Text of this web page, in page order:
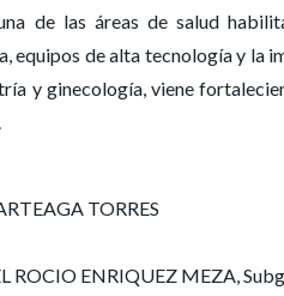
de las áreas de salud
equipos de alta tecnología y la
y ginecología, viene
TORRES
ROCIO ENRIQUEZ MEZA,